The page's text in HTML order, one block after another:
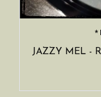
*
JAZZY MEL -